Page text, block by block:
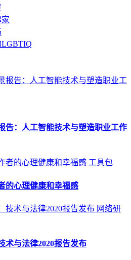
告：人工智能技术与塑造职业工作
工具包
的心理健康和幸福感
网络研
术与法律2020报告发布